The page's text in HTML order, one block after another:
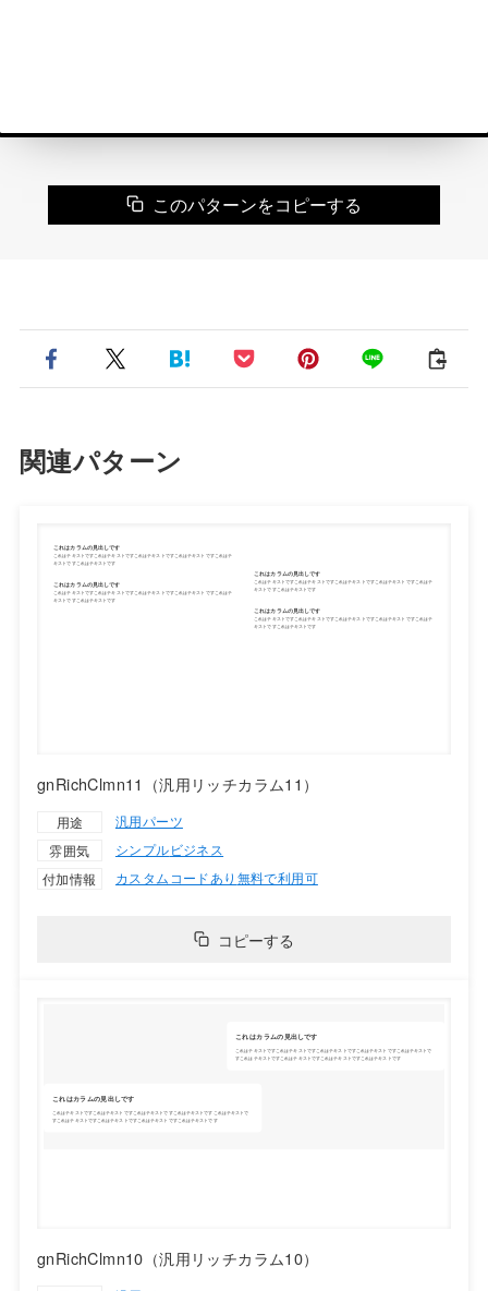
このパターンをコピーする
関連パターン
gnRichClmn11（汎用リッチカラム11）
用途
汎用パーツ
雰囲気
シンプルビジネス
付加情報
カスタムコードあり 無料で利用可
コピーする
gnRichClmn10（汎用リッチカラム10）